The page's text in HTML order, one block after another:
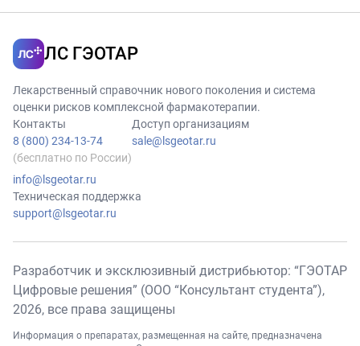
ЛС ГЭОТАР
Лекарственный справочник нового поколения и система
оценки рисков комплексной фармакотерапии.
Контакты
8 (800) 234-13-74
(бесплатно по России)
info@lsgeotar.ru
Доступ организациям
sale@lsgeotar.ru
Техническая поддержка
support@lsgeotar.ru
Разработчик и эксклюзивный дистрибьютор: “ГЭОТАР
Цифровые решения” (ООО “Консультант студента”),
2026, все права защищены
Информация о препаратах, размещенная на сайте, предназначена